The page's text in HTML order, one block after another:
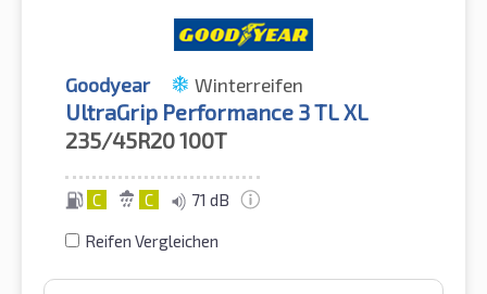
Goodyear Winterreifen
UltraGrip Performance 3 TL XL
235/45R20100T
C C 71 dB
Reifen Vergleichen